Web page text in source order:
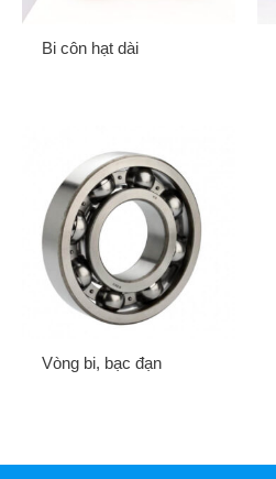
Bi côn hạt dài
Vòng bi, bạc đạn